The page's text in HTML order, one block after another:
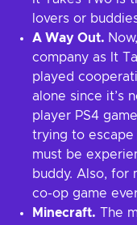
lovers or
A Way Out.
company as It
played
alone since it’s
player PS4
trying to escape
must be
buddy. Also, for
co-op game
Minecraft. The